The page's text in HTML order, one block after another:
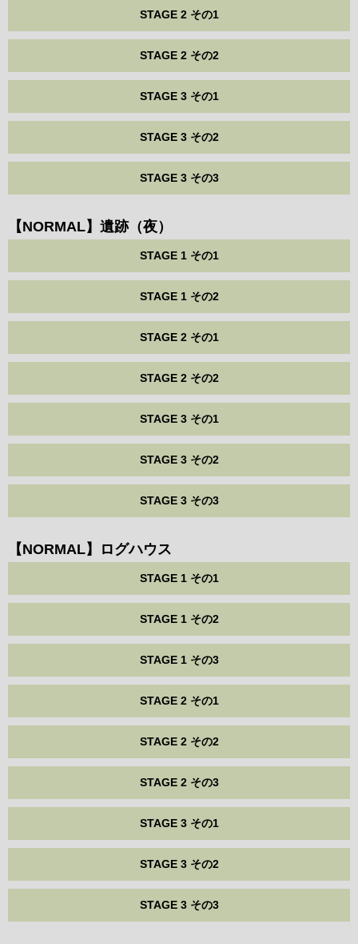
STAGE 2 その1
STAGE 2 その2
STAGE 3 その1
STAGE 3 その2
STAGE 3 その3
【NORMAL】遺跡（夜）
STAGE 1 その1
STAGE 1 その2
STAGE 2 その1
STAGE 2 その2
STAGE 3 その1
STAGE 3 その2
STAGE 3 その3
【NORMAL】ログハウス
STAGE 1 その1
STAGE 1 その2
STAGE 1 その3
STAGE 2 その1
STAGE 2 その2
STAGE 2 その3
STAGE 3 その1
STAGE 3 その2
STAGE 3 その3